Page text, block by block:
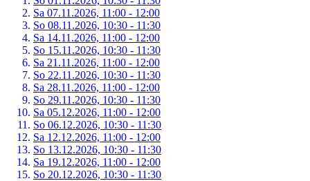
Sa 07.11.2026, 11:00 - 12:00
So 08.11.2026, 10:30 - 11:30
Sa 14.11.2026, 11:00 - 12:00
So 15.11.2026, 10:30 - 11:30
Sa 21.11.2026, 11:00 - 12:00
So 22.11.2026, 10:30 - 11:30
Sa 28.11.2026, 11:00 - 12:00
So 29.11.2026, 10:30 - 11:30
Sa 05.12.2026, 11:00 - 12:00
So 06.12.2026, 10:30 - 11:30
Sa 12.12.2026, 11:00 - 12:00
So 13.12.2026, 10:30 - 11:30
Sa 19.12.2026, 11:00 - 12:00
So 20.12.2026, 10:30 - 11:30